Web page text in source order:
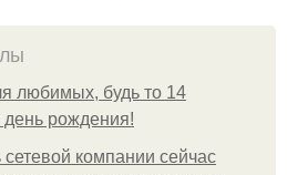
любимых, будь то 14
рождения!
сетевой компании сейчас